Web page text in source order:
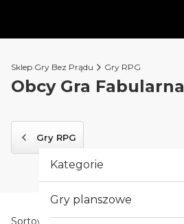
Sklep Gry Bez Prądu Gry RPG
Obcy Gra Fabularna
Gry RPG
Kategorie
Gry planszowe
Sortowanie:Domyślne